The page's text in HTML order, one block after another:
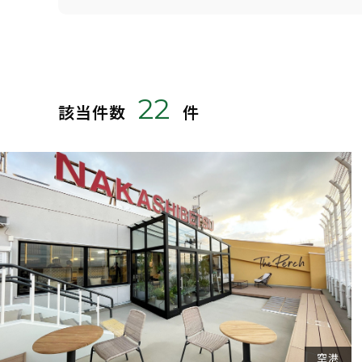
該当件数 22 件
空港